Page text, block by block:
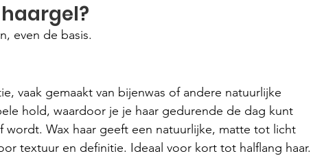
even de basis.
vaak gemaakt van bijenwas of andere natuurlijke
hold, waardoor je je haar gedurende de dag kunt
wordt. Wax haar geeft een natuurlijke, matte tot licht
textuur en definitie. Ideaal voor kort tot halflang haar.